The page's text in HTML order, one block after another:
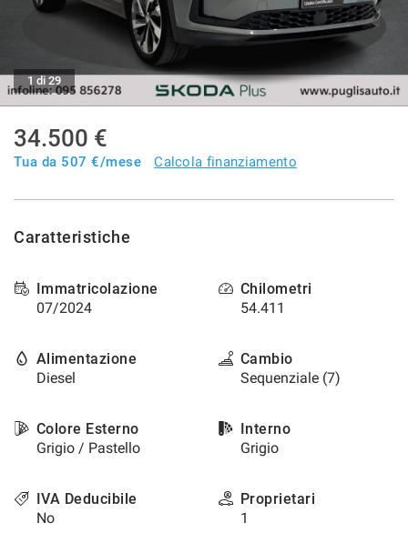
AZIENDA
NEWS
1 di 29
34.500 €
Tua da 507 €/mese Calcola finanziamento
Caratteristiche
Immatricolazione
07/2024
Chilometri
54.411
Alimentazione
Diesel
Cambio
Sequenziale (7)
Colore Esterno
Grigio / Pastello
Interno
Grigio
IVA Deducibile
No
Proprietari
1
tracciamento
offrire
le
e
svolgere
le
descritte.
ottenere
maggiori
informazioni
e
sul
funzionamento
questi
strumenti
si
rimanda